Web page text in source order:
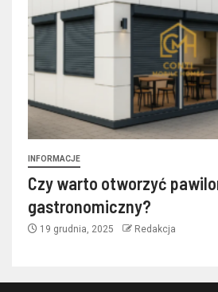
INFORMACJE
Czy warto otworzyć
gastronomiczny?
19 grudnia, 2025 Redakcja